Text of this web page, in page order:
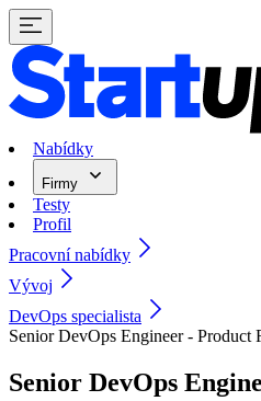
Nabídky
Firmy
Testy
Profil
Pracovní nabídky
Vývoj
DevOps specialista
Senior DevOps Engineer - Product
Senior DevOps